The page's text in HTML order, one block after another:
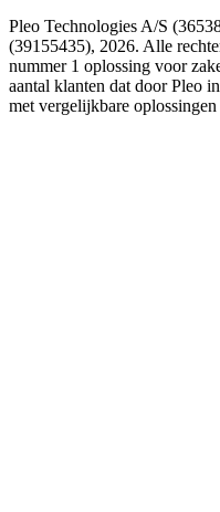
Pleo Technologies A/S
(39155435), 2026. Alle
nummer 1 oplossing voor
aantal klanten dat door Pleo
met vergelijkbare